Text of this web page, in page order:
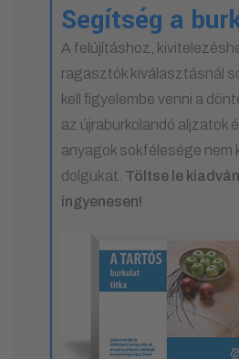
Segítség a
A felújításhoz,
ragasztók kiválasztásnál
kell figyelembe venni a
az újraburkolandó aljzatok
anyagok sokfélesége nem
dolgukat. Töltse le
ingyenesen!